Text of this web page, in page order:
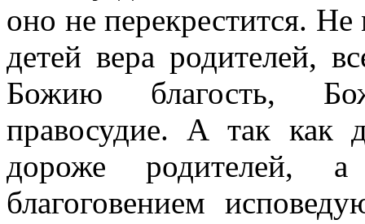
оно не перекрестится.
детей вера родителей,
Божию благость,
правосудие. А так как
дороже
благоговением